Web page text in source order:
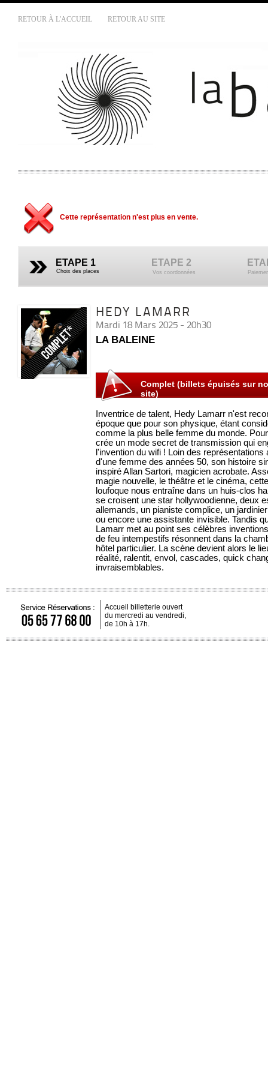
RETOUR À L'ACCUEIL RETOUR AU SITE
Cette représentation n'est plus en vente.
ETAPE 1 ETAPE 2
Choix des places Vos coordonnées
HEDY LAMARR
Mardi 18 Mars 2025 - 20h30
LA BALEINE
Complet (billets épuisés sur
site)
Inventrice de talent, Hedy Lamarr n'est
époque que pour son physique, étant
comme la plus belle femme du monde.
crée un mode secret de transmission qui
l'invention du wifi ! Loin des représentations
d'une femme des années 50, son histoire
inspiré Allan Sartori, magicien acrobate.
magie nouvelle, le théâtre et le cinéma,
loufoque nous entraîne dans un huis-clos
se croisent une star hollywoodienne, deux
allemands, un pianiste complice, un
ou encore une assistante invisible. Tandis
Lamarr met au point ses célèbres
de feu intempestifs résonnent dans la
hôtel particulier. La scène devient alors le
réalité, ralentit, envol, cascades, quick
invraisemblables.
Accueil billetterie ouvert
du mercredi au vendredi,
de 10h à 17h.